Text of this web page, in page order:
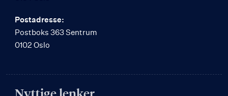
Postadresse:
Postboks 363 Sentrum
0102 Oslo